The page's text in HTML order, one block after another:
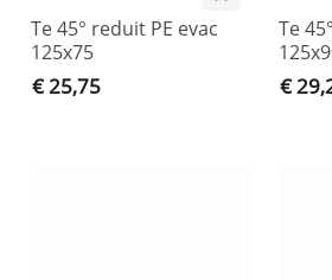
Te 45° reduit PE evac
125x75
€ 25,75
Te
€